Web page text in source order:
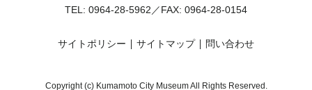
TEL: 0964-28-5962 ／FAX: 0964-28-0154
サイトポリシー サイトマップ 問い合わせ
Copyright (c) Kumamoto City Museum All Rights Reserved.